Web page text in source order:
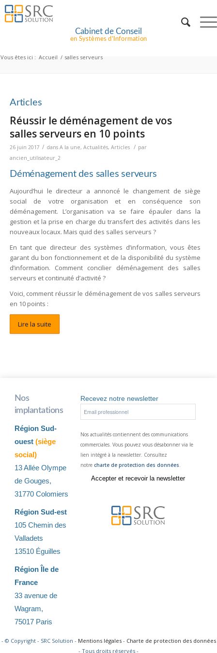
Cabinet de Conseil
en Systèmes d’Information
Vous êtes ici : Accueil / salles serveurs
Articles
Réussir le déménagement de vos
salles serveurs en 10 points
26 juin 2017 / dans A la une, Actualités, Articles / par
ancien_utilisateur_2
Déménagement des salles serveurs
Aujourd’hui le directeur a annoncé le changement de siège
social de votre organisation et en conséquence son
déménagement. L’organisation va se faire épauler dans la
gestion et la prise en charge du transfert des activités dans les
nouveaux locaux. Mais quid des salles serveurs ?
En tant que directeur des systèmes d’information, vous êtes
garant du bon fonctionnement et de la disponibilité du système
d’information. Comment concilier déménagement des salles
serveurs et continuité d’activité ?
Voici, comment réussir le déménagement de vos salles serveurs
en 10 points :
Lire la suite
Nos
implantations
Région Sud-
ouest (siège
social)
13 Allée Olympe
de Gouges,
31770 Colomiers
Région Sud-est
105 Chemin des
Valladets
13510 Éguilles
Région Île de
France
33 avenue de
Wagram,
75017 Paris
Recevez notre newsletter
Nos actualités contiennent des communications
commerciales. Vous pouvez vous désabonner via le
lien intégré à la newsletter. Consultez
notre charte de protection des données.
- © Copyright - SRC Solution - Mentions légales- Charte de protection des données
- Tous droits réservés -